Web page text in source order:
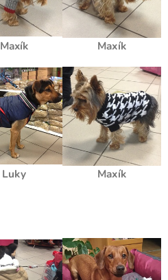
Maxík Maxík
Luky Maxík